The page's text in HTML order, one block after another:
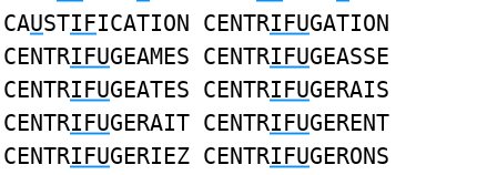
CAUSTIFICATION CENTRIFUGATION
CENTRIFUGEAMES CENTRIFUGEASSE
CENTRIFUGEATES CENTRIFUGERAIS
CENTRIFUGERAIT CENTRIFUGERENT
CENTRIFUGERIEZ CENTRIFUGERONS